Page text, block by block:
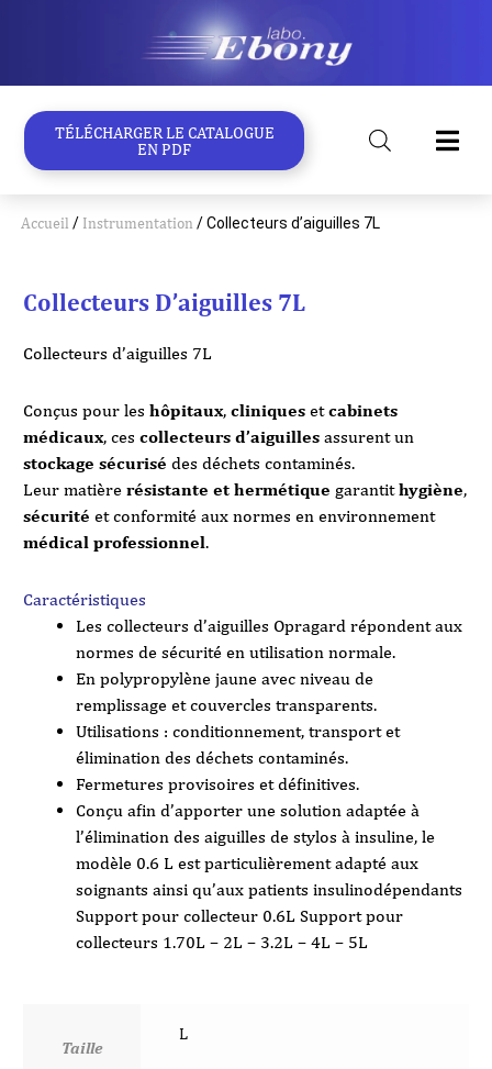
TÉLÉCHARGER LE CATALOGUE
EN PDF
Accueil / Instrumentation / Collecteurs d’aiguilles 7L
Collecteurs D’aiguilles 7L
Collecteurs d’aiguilles 7L
Conçus pour les hôpitaux, cliniques etcabinets
médicaux, ces collecteurs d’aiguilles assurent un
stockage sécurisé des déchets contaminés.
Leur matière résistante et hermétique garantithygiène,
sécurité et conformité aux normes en environnement
médical professionnel.
Caractéristiques
Les collecteurs d’aiguilles Opragard répondent aux
normes de sécurité en utilisation normale.
En polypropylène jaune avec niveau de
remplissage et couvercles transparents.
Utilisations : conditionnement, transport et
élimination des déchets contaminés.
Fermetures provisoires et définitives.
Conçu afin d’apporter une solution adaptée à
l’élimination des aiguilles de stylos à insuline, le
modèle 0.6 L est particulièrement adapté aux
soignants ainsi qu’aux patients insulinodépendants
Support pour collecteur 0.6L Support pour
collecteurs 1.70L – 2L – 3.2L – 4L – 5L
Taille
L